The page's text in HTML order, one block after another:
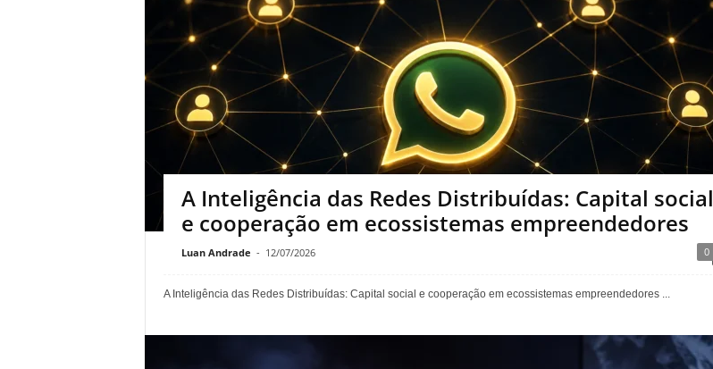
A Inteligência das Redes Distribuídas: Capital social
e cooperação em ecossistemas empreendedores
Luan Andrade - 12/07/2026 0
A Inteligência das Redes Distribuídas: Capital social e cooperação em ecossistemas empreendedores ...